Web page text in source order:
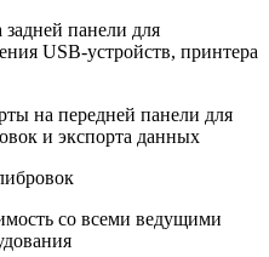
панели для
USB-устройств, принтера
на передней панели для
и экспорта данных
со всеми ведущими